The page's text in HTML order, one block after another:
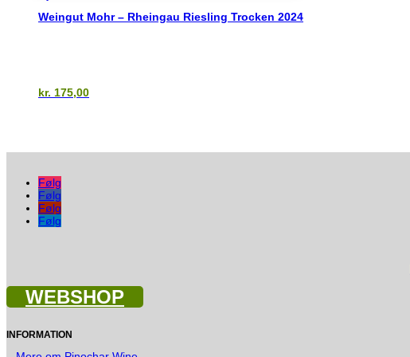
Weingut Mohr – Rheingau Riesling Trocken 2024
kr. 175,00
Følg
Følg
Følg
Følg
WEBSHOP
INFORMATION